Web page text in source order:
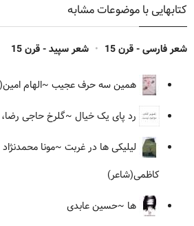
کتابهایی با موضوعات مشابه
شعر فارسی - قرن 15 • شعر سپید - قرن 15
همین سه حرف عجیب ~الهام
رد پای یک خیال ~گلرخ حاجی رضا،
لیلیکی ها در غربت ~مونا
کاظمی(شاعر)
ها ~حسین عابدی